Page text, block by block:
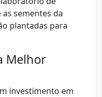
sementes da
plantadas para
Melhor
investimento em